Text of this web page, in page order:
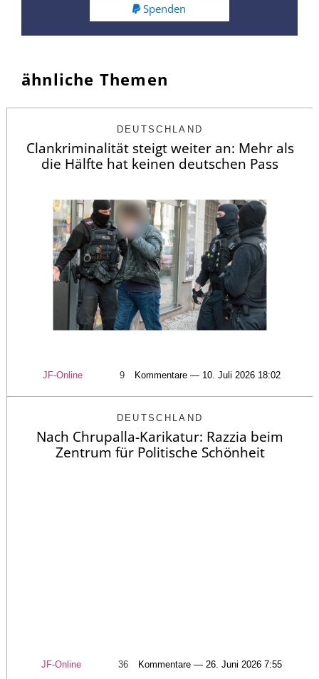
Spenden
ähnliche Themen
DEUTSCHLAND
Clankriminalität steigt weiter an: Mehr als
die Hälfte hat keinen deutschen Pass
JF-Online 9 Kommentare — 10. Juli 2026 18:02
DEUTSCHLAND
Nach Chrupalla-Karikatur: Razzia beim
Zentrum für Politische Schönheit
JF-Online 36 Kommentare — 26. Juni 2026 7:55